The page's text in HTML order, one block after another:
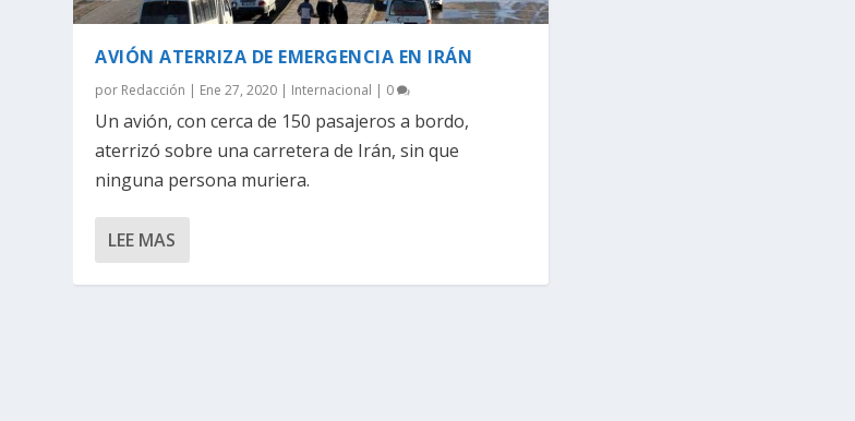
AVIÓN ATERRIZA DE EMERGENCIA EN IRÁN
por Redacción | Ene 27, 2020 | Internacional | 0
Un avión, con cerca de 150 pasajeros a bordo,
aterrizó sobre una carretera de Irán, sin que
ninguna persona muriera.
LEE MAS